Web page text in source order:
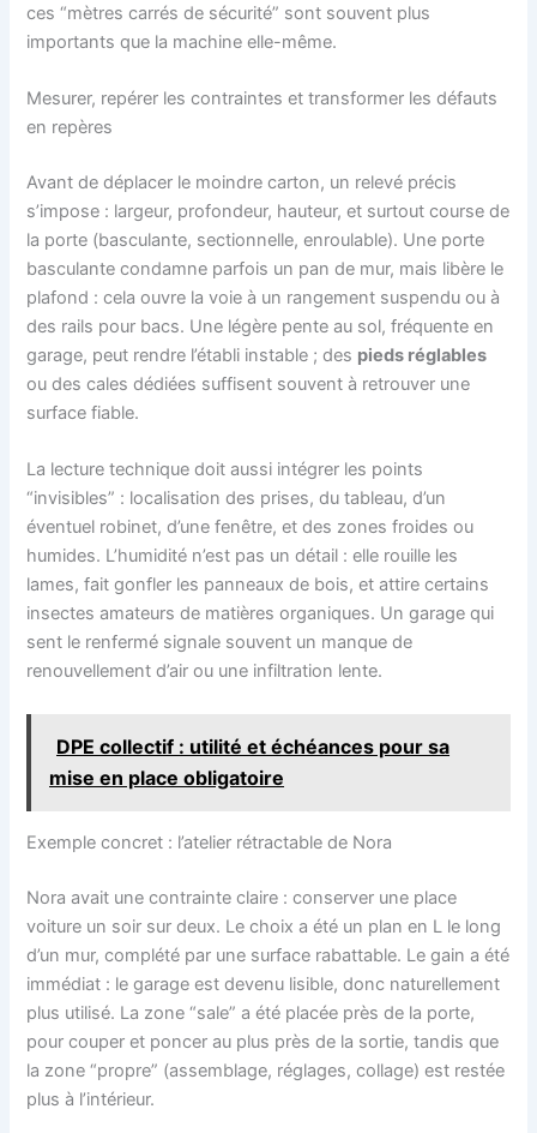
ces “mètres carrés de sécurité” sont souvent plus
importants que la machine elle-même.
Mesurer, repérer les contraintes et transformer les défauts
en repères
Avant de déplacer le moindre carton, un relevé précis
s’impose : largeur, profondeur, hauteur, et surtout course de
la porte (basculante, sectionnelle, enroulable). Une porte
basculante condamne parfois un pan de mur, mais libère le
plafond : cela ouvre la voie à un rangement suspendu ou à
des rails pour bacs. Une légère pente au sol, fréquente en
garage, peut rendre l’établi instable ; des pieds réglables
ou des cales dédiées suffisent souvent à retrouver une
surface fiable.
La lecture technique doit aussi intégrer les points
“invisibles” : localisation des prises, du tableau, d’un
éventuel robinet, d’une fenêtre, et des zones froides ou
humides. L’humidité n’est pas un détail : elle rouille les
lames, fait gonfler les panneaux de bois, et attire certains
insectes amateurs de matières organiques. Un garage qui
sent le renfermé signale souvent un manque de
renouvellement d’air ou une infiltration lente.
DPE collectif : utilité et échéances pour sa
mise en place obligatoire
Exemple concret : l’atelier rétractable de Nora
Nora avait une contrainte claire : conserver une place
voiture un soir sur deux. Le choix a été un plan en L le long
d’un mur, complété par une surface rabattable. Le gain a été
immédiat : le garage est devenu lisible, donc naturellement
plus utilisé. La zone “sale” a été placée près de la porte,
pour couper et poncer au plus près de la sortie, tandis que
la zone “propre” (assemblage, réglages, collage) est restée
plus à l’intérieur.